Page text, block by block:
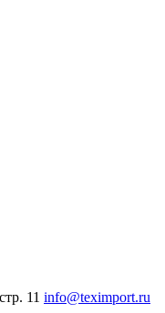
11 info@teximport.ru